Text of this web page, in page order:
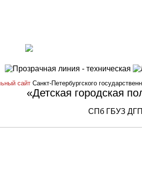
сайтСанкт-Петербургского
«Детская городская
СПб ГБУЗ